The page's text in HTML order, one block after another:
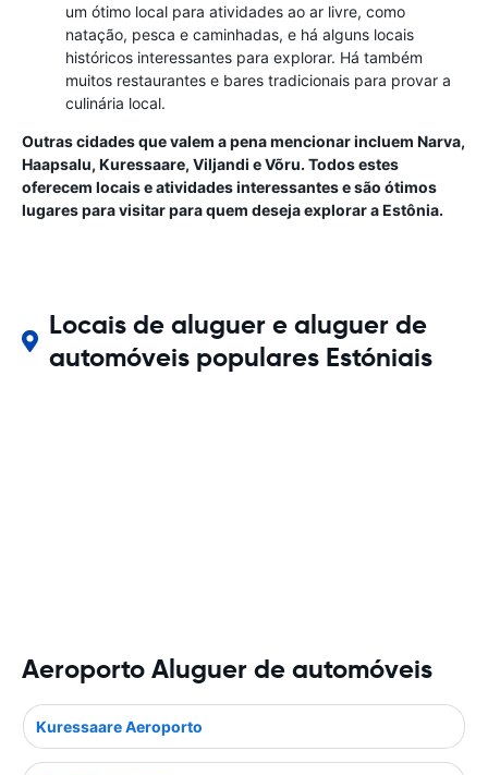
um ótimo local para atividades ao ar livre, como
natação, pesca e caminhadas, e há alguns locais
históricos interessantes para explorar. Há também
muitos restaurantes e bares tradicionais para provar a
culinária local.
Outras cidades que valem a pena mencionar incluem Narva,
Haapsalu, Kuressaare, Viljandi e Võru. Todos estes
oferecem locais e atividades interessantes e são ótimos
lugares para visitar para quem deseja explorar a Estônia.
Locais de aluguer e aluguer de
automóveis populares Estóniais
Aeroporto Aluguer de automóveis
Kuressaare Aeroporto